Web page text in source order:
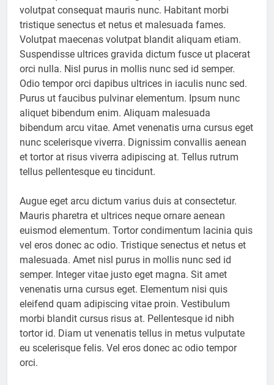
volutpat consequat mauris nunc. Habitant morbi
tristique senectus et netus et malesuada fames.
Volutpat maecenas volutpat blandit aliquam etiam.
Suspendisse ultrices gravida dictum fusce ut placerat
orci nulla. Nisl purus in mollis nunc sed id semper.
Odio tempor orci dapibus ultrices in iaculis nunc sed.
Purus ut faucibus pulvinar elementum. Ipsum nunc
aliquet bibendum enim. Aliquam malesuada
bibendum arcu vitae. Amet venenatis urna cursus eget
nunc scelerisque viverra. Dignissim convallis aenean
et tortor at risus viverra adipiscing at. Tellus rutrum
tellus pellentesque eu tincidunt.
Augue eget arcu dictum varius duis at consectetur.
Mauris pharetra et ultrices neque ornare aenean
euismod elementum. Tortor condimentum lacinia quis
vel eros donec ac odio. Tristique senectus et netus et
malesuada. Amet nisl purus in mollis nunc sed id
semper. Integer vitae justo eget magna. Sit amet
venenatis urna cursus eget. Elementum nisi quis
eleifend quam adipiscing vitae proin. Vestibulum
morbi blandit cursus risus at. Pellentesque id nibh
tortor id. Diam ut venenatis tellus in metus vulputate
eu scelerisque felis. Vel eros donec ac odio tempor
orci.